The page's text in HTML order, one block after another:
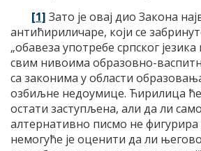
[1] Зато је овај дио Закона
антићириличаре, који се
„обавеза употребе српског
свим нивоима образовно-
са законима у области
озбиљне недоумице. Ћирилица ће
остати заступљена, али да ли
алтернативно писмо не фигурира
немогуће је оценити да ли